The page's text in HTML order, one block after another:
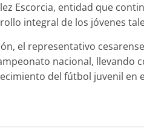
Escorcia, entidad que
integral de los jóvenes
el representativo
nacional, llevando
del fútbol juvenil en